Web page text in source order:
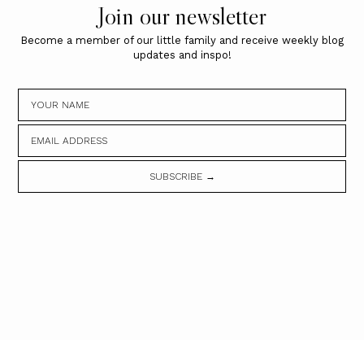
Join our newsletter
Become a member of our little family and receive weekly blog
updates and inspo!